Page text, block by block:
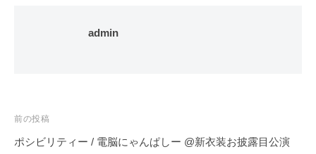
admin
投
稿
前の投稿
ポシビリティー / 電脳にゃんぱしー @新衣装お披露目公演